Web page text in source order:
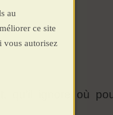
qu’il ignore où
au
ce site
vous autorisez